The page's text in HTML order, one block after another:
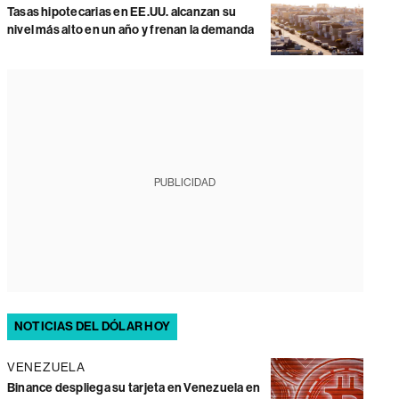
Tasas hipotecarias en EE.UU. alcanzan su
nivel más alto en un año y frenan la demanda
PUBLICIDAD
NOTICIAS DEL DÓLAR HOY
VENEZUELA
Binance despliega su tarjeta en Venezuela en